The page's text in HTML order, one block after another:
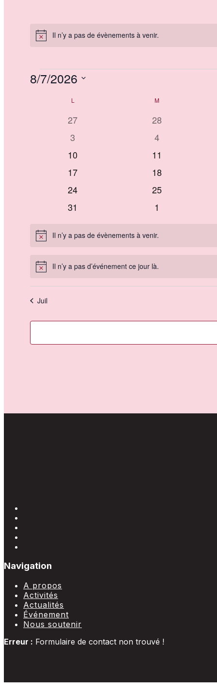
NoticeIl n’y a pas de évènements à venir.
Évènements
8/7/2026
Calendrier
L M
0
évènements
27
0
évènements
28
0
évènements
3
0
évènements
4
0
évènements
10
0
évènements
11
0
évènements
17
0
évènements
18
0
évènements
24
0
évènements
25
0
31
0
1
NoticeIl n’y a pas de évènements à venir.
NoticeIl n’y a pas d’événement ce jour là.
Juil
Navigation
A propos
Activités
Actualités
Événement
Nous soutenir
Erreur : Formulaire de contact non trouvé !